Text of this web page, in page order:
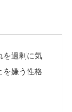
を過剰に気
を嫌う性格